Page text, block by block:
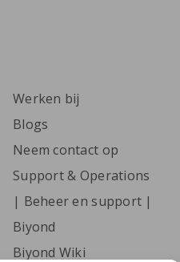
Werken bij
Blogs
Neem contact op
Support & Operations
| Beheer en support |
Biyond
Biyond Wiki